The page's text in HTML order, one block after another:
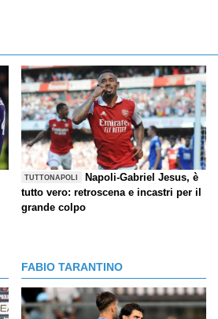
TUTTONAPOLI
Napoli-Gabriel Jesus, è
tutto vero: retroscena e incastri per il
grande colpo
FABIO TARANTINO